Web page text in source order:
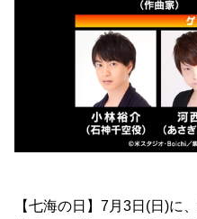
【七海の日】7月3日(日)に